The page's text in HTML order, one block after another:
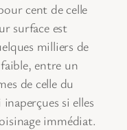
cent de celle
surface est
milliers de
entre un
de celle du
si elles
immédiat.